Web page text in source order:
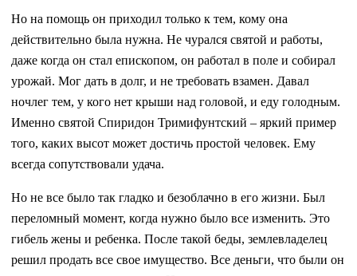
Но на помощь он приходил только к тем, кому она
действительно была нужна. Не чурался святой и работы,
даже когда он стал епископом, он работал в поле и собирал
урожай. Мог дать в долг, и не требовать взамен. Давал
ночлег тем, у кого нет крыши над головой, и еду голодным.
Именно святой Спиридон Тримифунтский – яркий пример
того, каких высот может достичь простой человек. Ему
всегда сопутствовали удача.
Но не все было так гладко и безоблачно в его жизни. Был
переломный момент, когда нужно было все изменить. Это
гибель жены и ребенка. После такой беды, землевладелец
решил продать все свое имущество. Все деньги, что были он